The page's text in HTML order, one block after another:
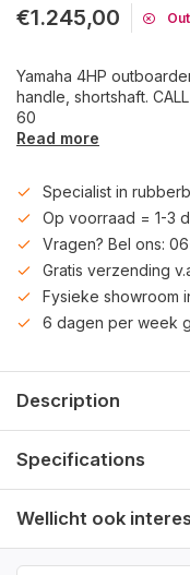
€1.245,00
Yamaha 4HP
handle, shortshaft.
60
Read more
Specialist in
Op voorraad = 1-3
Vragen? Bel ons:
Gratis verzending
Fysieke showroom
6 dagen per week
Description
Specifications
Wellicht ook